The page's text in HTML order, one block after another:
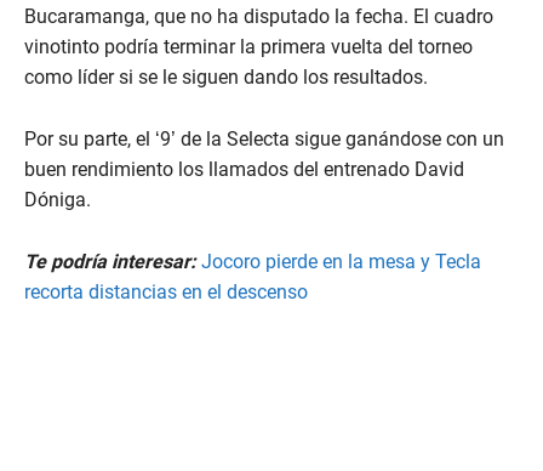
Bucaramanga, que no ha disputado la fecha. El cuadro
vinotinto podría terminar la primera vuelta del torneo
como líder si se le siguen dando los resultados.
Por su parte, el ‘9’ de la Selecta sigue ganándose con un
buen rendimiento los llamados del entrenado David
Dóniga.
Te podría interesar: Jocoro pierde en la mesa y Tecla
recorta distancias en el descenso